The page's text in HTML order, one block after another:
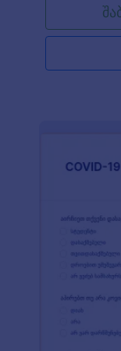
და მოქნილი
დაამატეთ
თქვენს
გამოყენებით
მშენებლის
დააკავშირეთ
ფორმის
ანგარიშებს,
და მრავალი
HIPAA